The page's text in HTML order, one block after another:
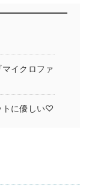
イクロファ
トに優しい♡